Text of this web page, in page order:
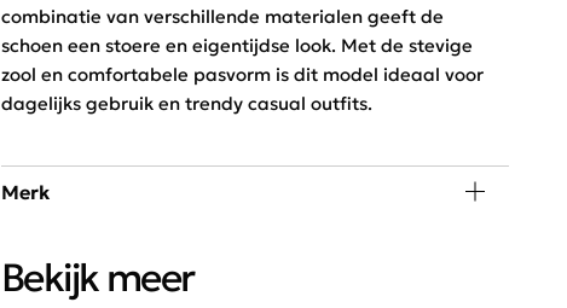
combinatie van verschillende materialen geeft de
schoen een stoere en eigentijdse look. Met de stevige
zool en comfortabele pasvorm is dit model ideaal voor
dagelijks gebruik en trendy casual outfits.
Merk
artikelen voegen wij samen onder het label From Paris
with Love. Maak je garderobe helemaal up-to-date met
Bekijk meer